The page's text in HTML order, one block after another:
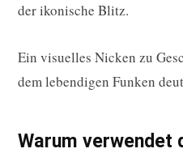
der ikonische Blitz.
Ein visuelles Nicken zu
dem lebendigen Funken
Warum verwendet